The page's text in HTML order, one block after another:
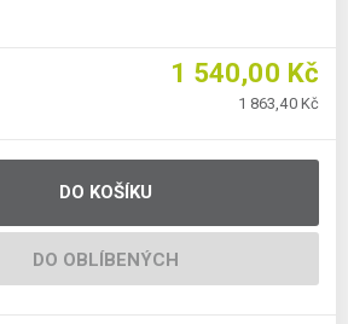
1 540,00 Kč
1 863,40 Kč
DO KOŠÍKU
DO OBLÍBENÝCH